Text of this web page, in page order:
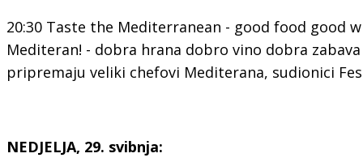
20:30 Taste the Mediterranean - good food good
Mediteran! - dobra hrana dobro vino dobra
pripremaju veliki chefovi Mediterana, sudionici
NEDJELJA, 29. svibnja: